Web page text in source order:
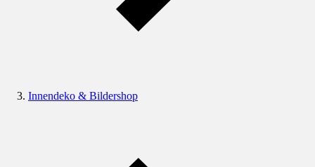
Innendeko & Bildershop